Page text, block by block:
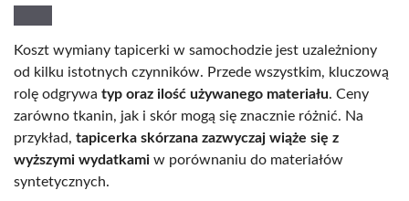
Koszt wymiany tapicerki w samochodzie jest uzależniony
od kilku istotnych czynników. Przede wszystkim, kluczową
rolę odgrywa typ oraz ilość używanego materiału. Ceny
zarówno tkanin, jak i skór mogą się znacznie różnić. Na
przykład, tapicerka skórzana zazwyczaj wiąże się z
wyższymi wydatkami w porównaniu do materiałów
syntetycznych.